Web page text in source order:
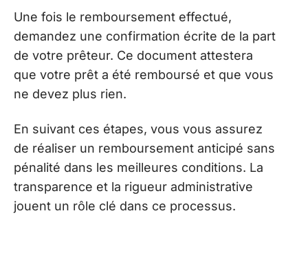
Une fois le remboursement effectué,
demandez une confirmation écrite de la part
de votre prêteur. Ce document attestera
que votre prêt a été remboursé et que vous
ne devez plus rien.
En suivant ces étapes, vous vous assurez
de réaliser un remboursement anticipé sans
pénalité dans les meilleures conditions. La
transparence et la rigueur administrative
jouent un rôle clé dans ce processus.